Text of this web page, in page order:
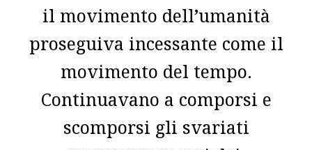
il movimento dell’umanità
proseguiva incessante come il
movimento del tempo.
Continuavano a comporsi e
scomporsi gli svariati